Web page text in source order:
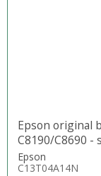
Epson original
C8190/C8690 -
Epson
C13T04A14N